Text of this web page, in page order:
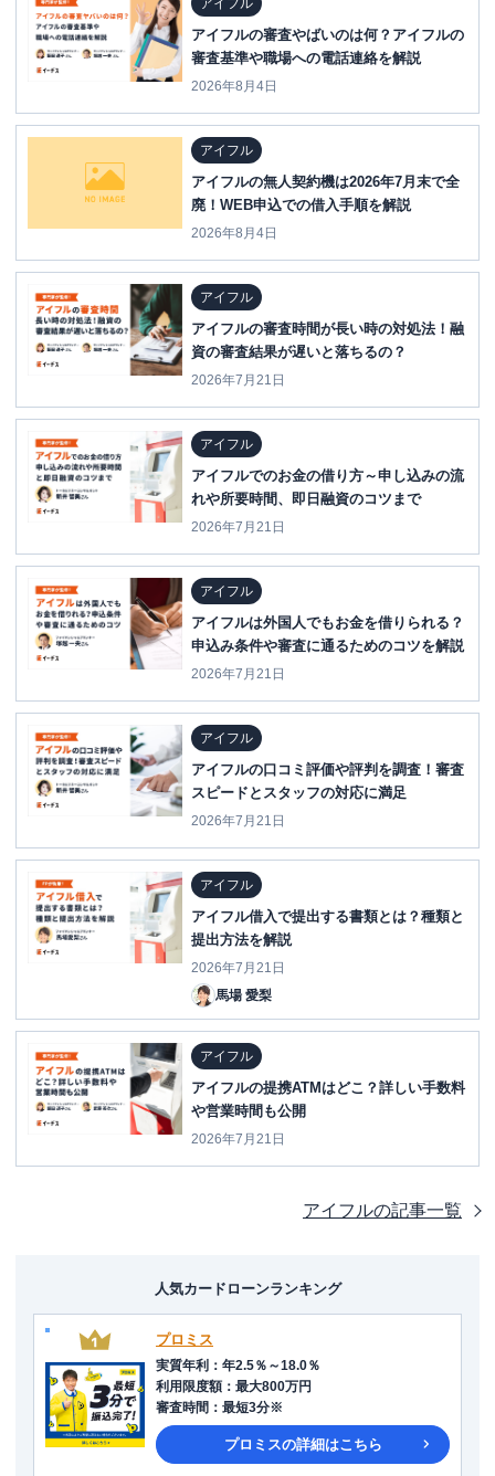
アイフルの審査やばいのは何？アイフルの
審査基準や職場への電話連絡を解説
2026年8月4日
アイフル
アイフルの無人契約機は2026年7月末で全
廃！WEB申込での借入手順を解説
2026年8月4日
アイフル
アイフルの審査時間が長い時の対処法！融
資の審査結果が遅いと落ちるの？
2026年7月21日
アイフル
アイフルでのお金の借り方～申し込みの流
れや所要時間、即日融資のコツまで
2026年7月21日
アイフル
アイフルは外国人でもお金を借りられる？
申込み条件や審査に通るためのコツを解説
2026年7月21日
アイフル
アイフルの口コミ評価や評判を調査！審査
スピードとスタッフの対応に満足
2026年7月21日
アイフル
アイフル借入で提出する書類とは？種類と
提出方法を解説
2026年7月21日
馬場 愛梨
アイフル
アイフルの提携ATMはどこ？詳しい手数料
や営業時間も公開
2026年7月21日
アイフルの記事一覧
人気カードローンランキング
プロミス
実質年利 ： 年2.5％～18.0％
利用限度額 ： 最大800万円
審査時間 ： 最短3分※
プロミスの詳細はこちら